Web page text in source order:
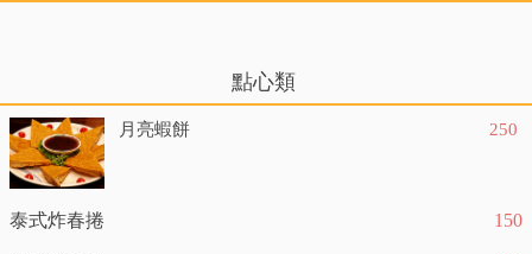
點心類
月亮蝦餅 250
泰式炸春捲 150